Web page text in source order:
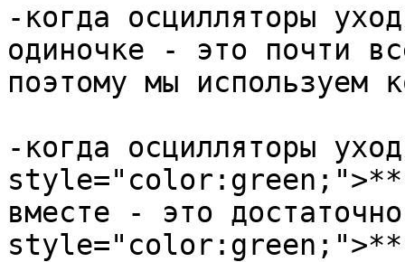
-когда осцилляторы
одиночке - это почти
поэтому мы используем
-когда осцилляторы
вместе - это